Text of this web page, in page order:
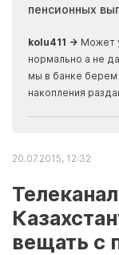
пенсионных
kolu411 → Может
нормально а не
мы в банке берем
накопления
20.07.2015, 12:32
вещать с